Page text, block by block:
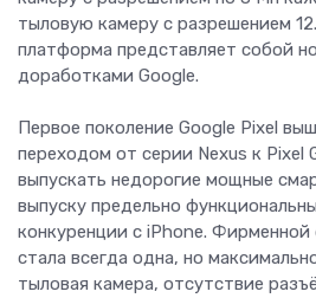
тыловую камеру с разрешением
платформа представляет собой
доработками Google.
Первое поколение Google Pixel
переходом от серии Nexus к Pixel
выпускать недорогие мощные
выпуску предельно
конкуренции с iPhone. Фирменной
стала всегда одна, но
тыловая камера, отсутствие